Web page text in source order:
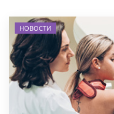
НОВОСТИ